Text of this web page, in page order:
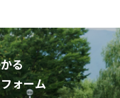
る
ォーム